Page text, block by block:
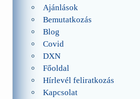
Ajánlások
Bemutatkozás
Blog
Covid
DXN
Főoldal
Hírlevél feliratkozás
Kapcsolat